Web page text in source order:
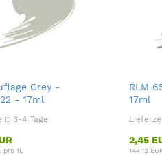
Grey -
- 17ml
3-4 Tage
pro 1L
RLM
17ml
2,45
144,12